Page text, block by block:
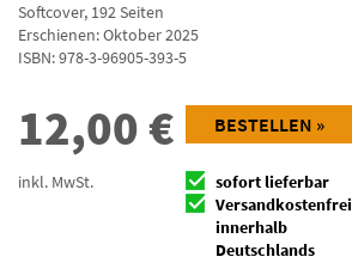
Softcover, 192Seiten
Erschienen: Oktober 2025
ISBN:978-3-96905-393-5
12,00€
inkl. MwSt.
BESTELLEN »
sofort lieferbar
Versandkostenfrei
innerhalb
Deutschlands